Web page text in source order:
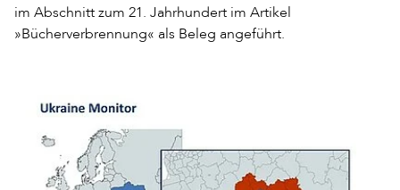
im Abschnitt zum 21. Jahrhundert im Artikel
»Bücherverbrennung« als Beleg angeführt.